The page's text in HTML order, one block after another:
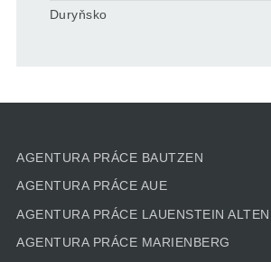
Duryňsko
AGENTURA PRÁCE BAUTZEN
AGENTURA PRÁCE AUE
AGENTURA PRÁCE LAUENSTEIN
AGENTURA PRÁCE MARIENBERG